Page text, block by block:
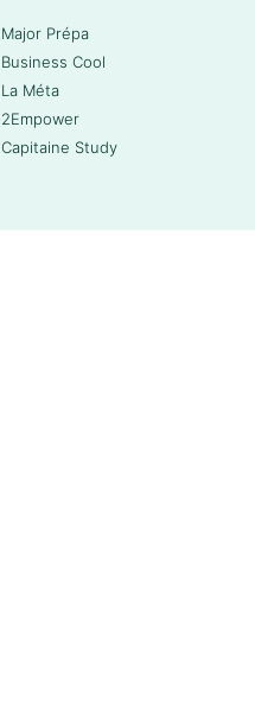
Major Prépa
Business Cool
La Méta
2Empower
Capitaine Study